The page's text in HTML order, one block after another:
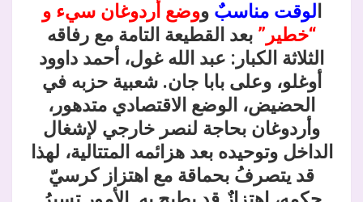
لوقت مناسبٌ ووضع أردوغان سيء و
“خطير” بعد القطيعة التامة مع رفاقه
الثلاثة الكبار: عبد الله غول، أحمد داوود
أوغلو، وعلى بابا جان. شعبية حزبه في
الحضيض، الوضع الاقتصادي متدهور،
وأردوغان بحاجة لنصر خارجي لإشغال
الداخل وتوحيده بعد هزائمه المتتالية، لهذا
قد يتصرفُ بحماقة مع اهتزاز كرسيّ